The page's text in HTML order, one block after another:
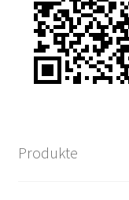
Produkte